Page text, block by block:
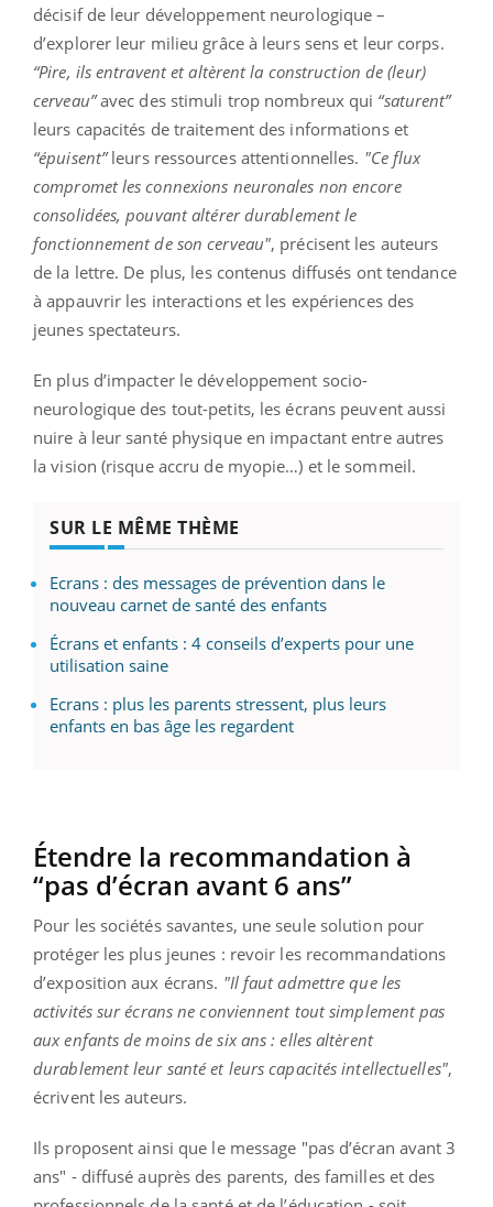
décisif de leur développement neurologique –
d’explorer leur milieu grâce à leurs sens et leur corps.
“Pire, ils entravent et altèrent la construction de (leur)
cerveau”avec des stimuli trop nombreux qui “saturent”
leurs capacités de traitement des informations et
“épuisent”leurs ressources attentionnelles. "Ce flux
compromet les connexions neuronales non encore
consolidées, pouvant altérer durablement le
fonctionnement de son cerveau", précisent les auteurs
de la lettre. De plus, les contenus diffusés ont tendance
à appauvrir les interactions et les expériences des
jeunes spectateurs.
En plus d’impacter le développement socio-
neurologique des tout-petits, les écrans peuvent aussi
nuire à leur santé physique en impactant entre autres
la vision (risque accru de myopie…) et le sommeil.
SUR LE MÊME THÈME
Ecrans : des messages de prévention dans le
nouveau carnet de santé des enfants
Écrans et enfants : 4 conseils d’experts pour une
utilisation saine
Ecrans : plus les parents stressent, plus leurs
enfants en bas âge les regardent
Étendre la recommandation à
“pas d’écran avant 6 ans”
Pour les sociétés savantes, une seule solution pour
protéger les plus jeunes : revoir les recommandations
d’exposition aux écrans. "Il faut admettre que les
activités sur écrans ne conviennent tout simplement pas
aux enfants de moins de six ans : elles altèrent
durablement leur santé et leurs capacités intellectuelles",
écrivent les auteurs.
Ils proposent ainsi que le message "pas d’écran avant 3
ans" - diffusé auprès des parents, des familles et des